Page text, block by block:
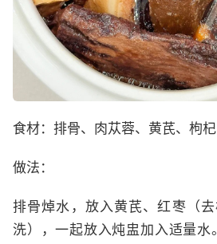
食材：排骨、肉苁蓉、黄芪、枸
做法：
排骨焯水，放入黄芪、红枣（
洗），一起放入炖盅加入适量水